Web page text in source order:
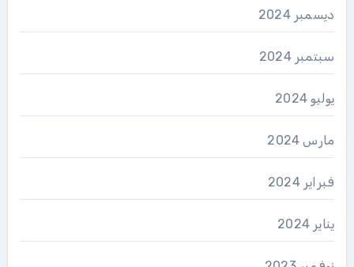
ديسمبر 2024
سبتمبر 2024
يوليو 2024
مارس 2024
فبراير 2024
يناير 2024